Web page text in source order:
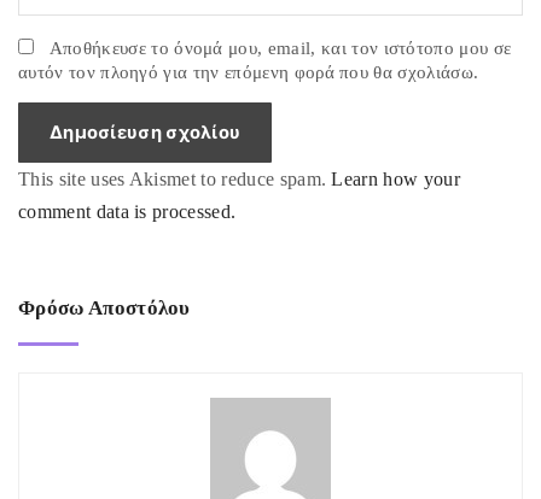
*
m
a
i
l
Αποθήκευσε το όνομά μου, email, και τον ιστότοπο μου σε
αυτόν τον πλοηγό για την επόμενη φορά που θα σχολιάσω.
This site uses Akismet to reduce spam.Learn how your
comment data is processed.
Φρόσω Αποστόλου